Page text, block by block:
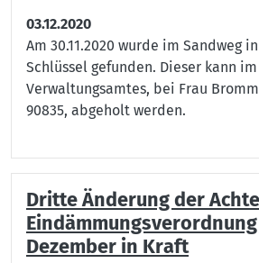
03.12.2020
Am 30.11.2020 wurde im Sandweg
Schlüssel gefunden. Dieser kann
Verwaltungsamtes, bei Frau
90835, abgeholt werden.
Dritte Änderung der Achte
Dezember in Kraft